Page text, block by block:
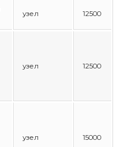
узел 12500
узел 12500
узел 15000